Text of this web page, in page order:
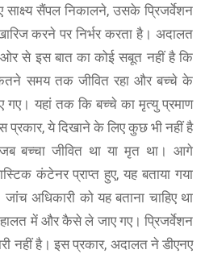
साक्ष्य सैंपल निकालने, उसके प्रिजर्वेशन
करने पर निर्भर करता है। अदालत
ओर से इस बात का कोई सबूत नहीं है कि
समय तक जीवित रहा और बच्चे के
गए। यहां तक कि बच्चे का मृत्यु प्रमाण
प्रकार, ये दिखाने के लिए कुछ भी नहीं है
बच्चा जीवित था या मृत था। आगे
कंटेनर प्राप्त हुए, यह बताया गया
अधिकारी को यह बताना चाहिए था
में और कैसे ले जाए गए। प्रिजर्वेशन
नहीं है। इस प्रकार, अदालत ने डीएनए